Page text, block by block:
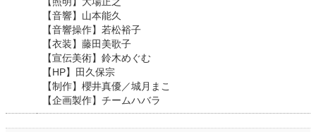
【音響】山本能久
【音響操作】若松裕子
【衣装】藤田美歌子
【宣伝美術】鈴木めぐむ
【HP】田久保宗
【制作】櫻井真優／城月まこ
【企画製作】チームハバラ